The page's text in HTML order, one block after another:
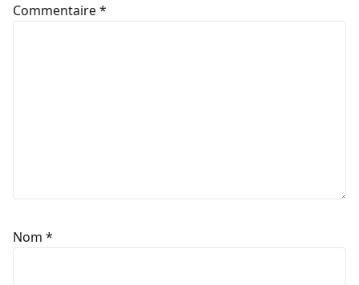
Commentaire*
Nom *